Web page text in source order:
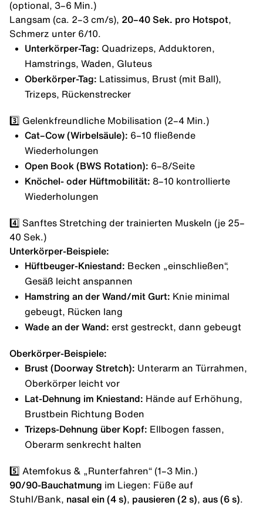
(optional, 3–6 Min.)
Langsam (ca. 2–3 cm/s), 20–40 Sek. pro Hotspot
Schmerz unter 6/10.
Unterkörper-Tag: Quadrizeps, Adduktoren,
Hamstrings, Waden, Gluteus
Oberkörper-Tag: Latissimus, Brust (mit Ball),
Trizeps, Rückenstrecker
3️⃣ Gelenkfreundliche Mobilisation (2–4 Min.)
Cat–Cow (Wirbelsäule): 6–10 fließende
Wiederholungen
Open Book (BWS Rotation): 6–8/Seite
Knöchel- oder Hüftmobilität: 8–10 kontrollierte
Wiederholungen
4️⃣ Sanftes Stretching der trainierten Muskeln (je 25–
40 Sek.)
Unterkörper-Beispiele:
Hüftbeuger-Kniestand: Becken „einschließen“,
Gesäß leicht anspannen
Hamstring an der Wand/mit Gurt: Knie minimal
gebeugt, Rücken lang
Wade an der Wand: erst gestreckt, dann gebeugt
Oberkörper-Beispiele:
Brust (Doorway Stretch): Unterarm an Türrahmen,
Oberkörper leicht vor
Lat-Dehnung im Kniestand: Hände auf Erhöhung,
Brustbein Richtung Boden
Trizeps-Dehnung über Kopf: Ellbogen fassen,
Oberarm senkrecht halten
5️⃣ Atemfokus & „Runterfahren“ (1–3 Min.)
90/90-Bauchatmung im Liegen: Füße auf
Stuhl/Bank, nasal ein (4 s) pausieren (2 s) aus (6 s)